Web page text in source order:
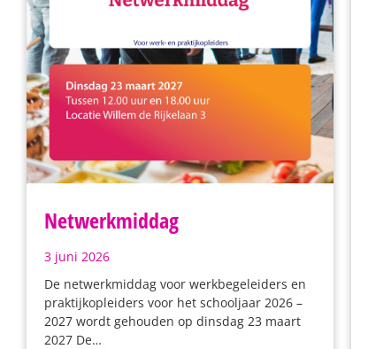
Netwerkmiddag
3 juni 2026
De netwerkmiddag voor werkbegeleiders en
praktijkopleiders voor het schooljaar 2026 –
2027 wordt gehouden op dinsdag 23 maart
2027 De…